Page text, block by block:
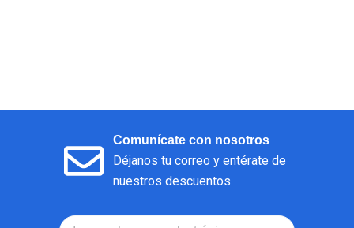
Comunícate con nosotros
Déjanos tu correo y entérate de
nuestros descuentos